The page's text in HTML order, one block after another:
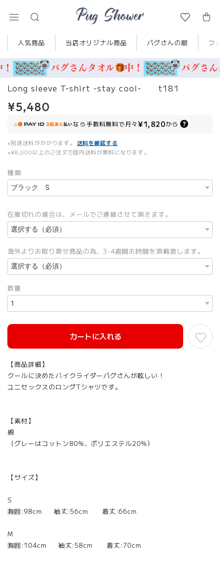
人気商品 当店オリジナル商品 パグさんの服 フ
Long sleeve T-shirt -stay cool- t181
¥5,480
なら 手数料無料で月々¥1,820から
※別途送料がかかります。
送料を確認する
※¥8,000以上のご注文で国内送料が無料になります。
種類
在庫切れの場合は、メールでご連絡させて頂きます。
海外よりお取り寄せ商品の為、3-4週間お時間を頂戴致します。
数量
カートに入れる
【商品詳細】
クールに決めたバイクライダーパグさんが眩しい！
ユニセックスのロングTシャツです。
【素材】
綿
（グレーはコットン80%、ポリエステル20%）
【サイズ】
S
胸囲:98cm 袖丈:56cm 着丈:66cm
M
胸囲:104cm 袖丈:58cm 着丈:70cm